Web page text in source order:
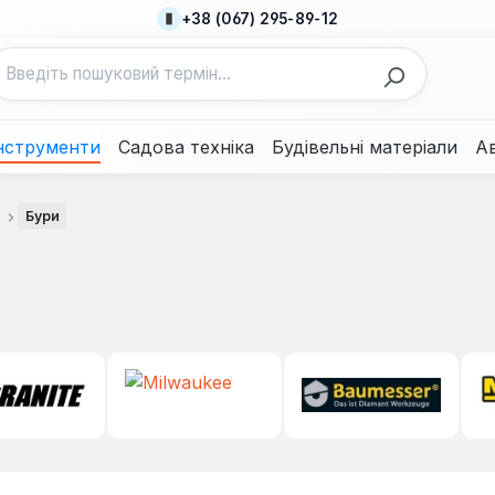
+38 (067) 295-89-12
Садова техніка Будівельні матеріали
Бури